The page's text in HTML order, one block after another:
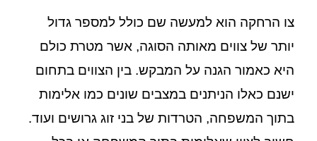
צו הרחקה הוא למעשה שם כולל למספר גדול
יותר של צווים מאותה הסוגה, אשר מטרת כולם
היא כאמור הגנה על המבקש. בין הצווים בתחום
ישנם כאלו הניתנים במצבים שונים כמו אלימות
בתוך המשפחה, הטרדות של בני זוג גרושים ועוד.